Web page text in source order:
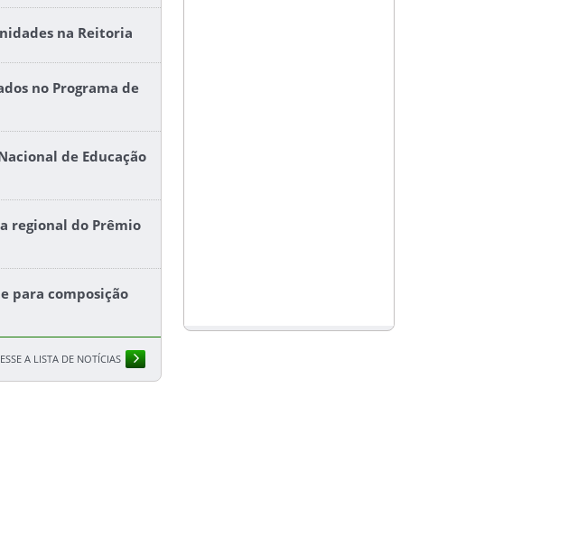
na Reitoria
no Programa de
de Educação
regional do Prêmio
para composição
A LISTA DE NOTÍCIAS